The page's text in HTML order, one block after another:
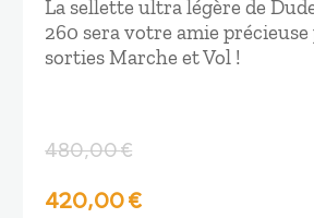
La sellette ultra légère de
260 sera votre amie
sorties Marche et Vol !
480,00€
Le
420,00€Le